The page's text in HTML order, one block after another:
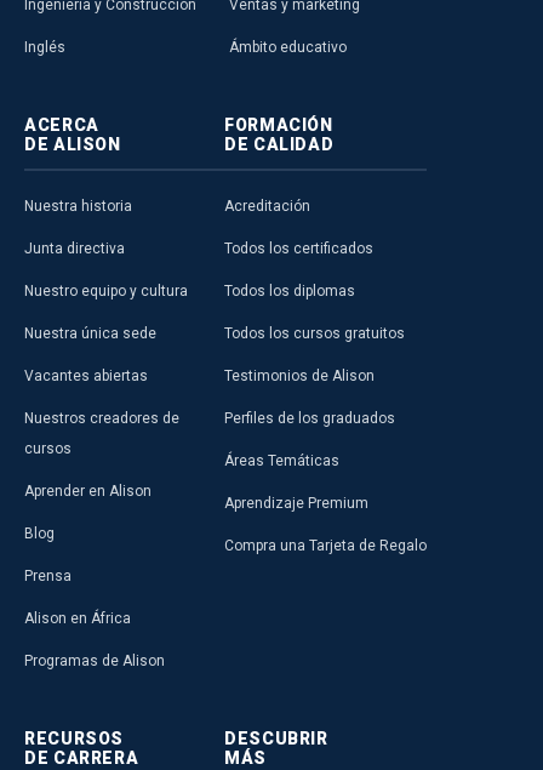
Ingeniería y Construcción
Inglés
Ventas y marketing
Ámbito educativo
ACERCA
DE ALISON
Nuestra historia
Junta directiva
Nuestro equipo y cultura
Nuestra única sede
Vacantes abiertas
Nuestros creadores de
cursos
Aprender en Alison
Blog
Prensa
Alison en África
Programas de Alison
FORMACIÓN
DE CALIDAD
Acreditación
Todos los certificados
Todos los diplomas
Todos los cursos gratuitos
Testimonios de Alison
Perfiles de los graduados
Áreas Temáticas
Aprendizaje Premium
Compra una Tarjeta de Regalo
RECURSOS
DE CARRERA
DESCUBRIR
MÁS